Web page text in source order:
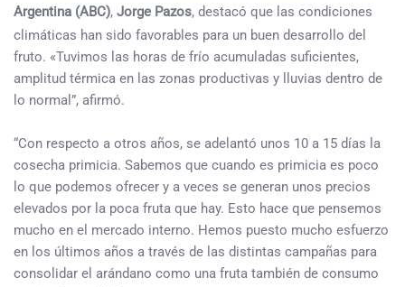
Argentina (ABC), Jorge Pazos, destacó que las condiciones
climáticas han sido favorables para un buen desarrollo del
fruto. «Tuvimos las horas de frío acumuladas suficientes,
amplitud térmica en las zonas productivas y lluvias dentro de
lo normal”, afirmó.
“Con respecto a otros años, se adelantó unos 10 a 15 días la
cosecha primicia. Sabemos que cuando es primicia es poco
lo que podemos ofrecer y a veces se generan unos precios
elevados por la poca fruta que hay. Esto hace que pensemos
mucho en el mercado interno. Hemos puesto mucho esfuerzo
en los últimos años a través de las distintas campañas para
consolidar el arándano como una fruta también de consumo